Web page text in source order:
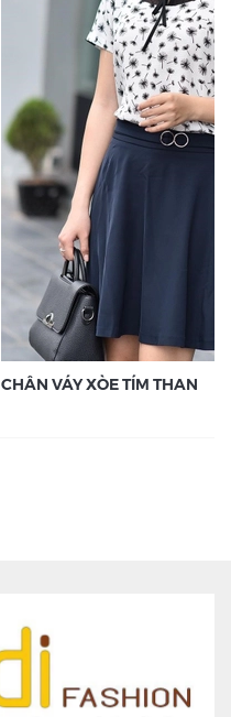
CHÂN VÁY XÒE TÍM THAN